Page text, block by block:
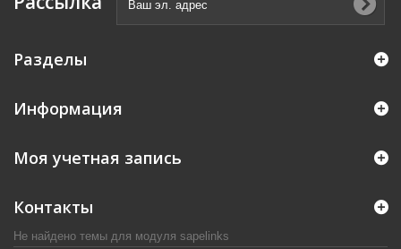
Разделы
Информация
Моя учетная запись
Контакты
Не найдено темы для модуля sapelinks